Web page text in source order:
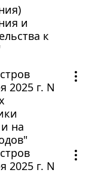
и
к
2025 г. N
на
2025 г. N